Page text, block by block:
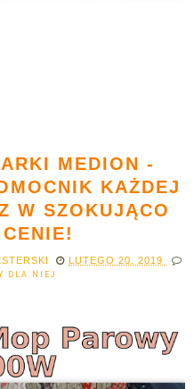
MEDION -
KAŻDEJ
W SZOKUJĄCO
LUTEGO 20, 2019
DLA NIEJ